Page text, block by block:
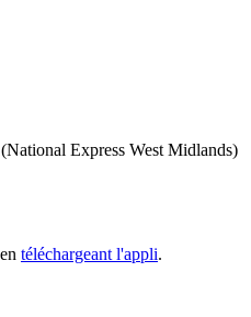
Express West Midlands)
téléchargeant l'appli.